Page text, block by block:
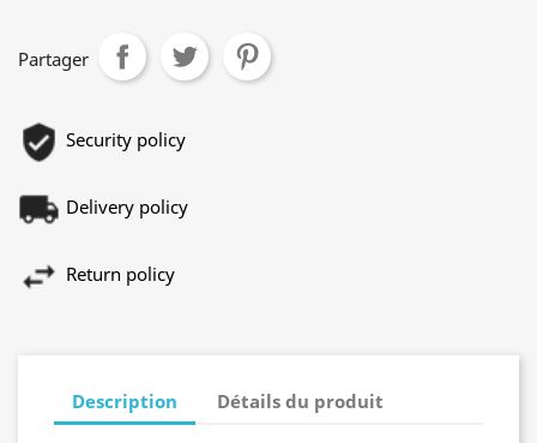
Partager
Security policy
Delivery policy
Return policy
Description Détails du produit